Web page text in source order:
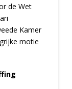
de Wet
Kamer
motie